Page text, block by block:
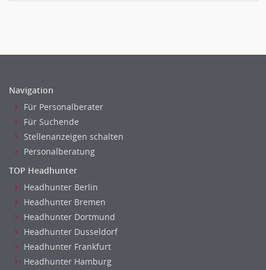
Navigation
Für Personalberater
Für Suchende
Stellenanzeigen schalten
Personalberatung
TOP Headhunter
Headhunter Berlin
Headhunter Bremen
Headhunter Dortmund
Headhunter Dusseldorf
Headhunter Frankfurt
Headhunter Hamburg